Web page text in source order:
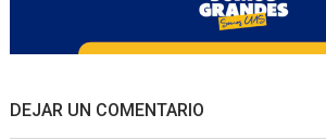
DEJAR UN COMENTARIO